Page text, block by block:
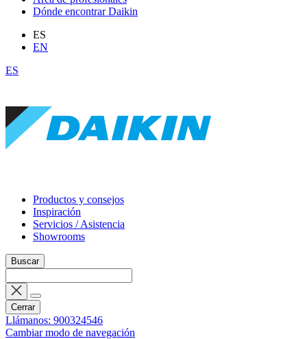
Dónde encontrar Daikin
ES
EN
ES
Productos y consejos
Inspiración
Servicios / Asistencia
Showrooms
Buscar
Cerrar
Llámanos: 900324546
Cambiar modo de navegación